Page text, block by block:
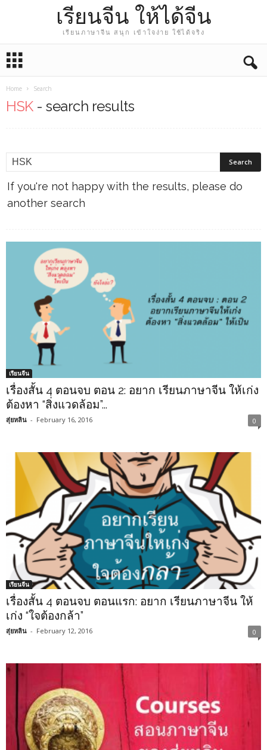
เรียนจีน ให้ได้จีน
เรียนภาษาจีน สนุก เข้าใจง่าย ใช้ได้จริง
Home Search
HSK -search results
If you're not happy with the results, please do
another search
เรียนจีน
เรื่องสั้น 4 ตอนจบ ตอน 2: อยาก เรียนภาษาจีน ให้เก่ง
ต้องหา “สิ่งแวดล้อม”...
สุ่ยหลิน - February 16, 2016 0
เรียนจีน
เรื่องสั้น 4 ตอนจบ ตอนแรก: อยาก เรียนภาษาจีน ให้
เก่ง “ใจต้องกล้า”
สุ่ยหลิน - February 12, 2016 0